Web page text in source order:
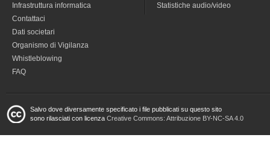
Infrastruttura informatica
Contattaci
Dati societari
Organismo di Vigilanza
Whistleblowing
FAQ
Statistiche audio/video
Salvo dove diversamente specificato i file pubblicati su questo sito
sono rilasciati con licenza Creative Commons: Attribuzione BY-NC-SA 4.0